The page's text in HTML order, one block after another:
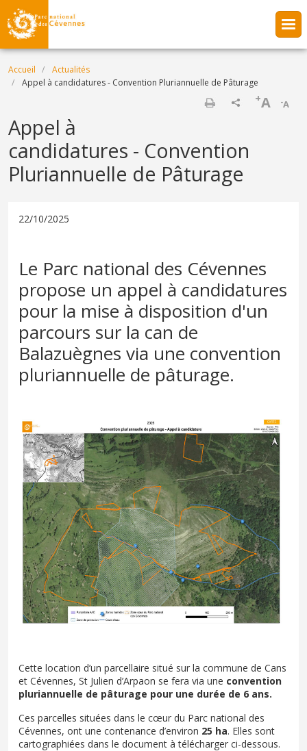
Aller au contenu principal
Fil d'Ariane
Accueil
Actualités
Appel à candidatures - Convention Pluriannuelle de Pâturage
-A
+A
Appel à
candidatures - Convention
Pluriannuelle de Pâturage
22/10/2025
Le Parc national des Cévennes
propose un appel à candidatures
pour la mise à disposition d'un
parcours sur la can de
Balazuègnes via une convention
pluriannuelle de pâturage.
Cette location d’un parcellaire situé sur la commune de Cans
et Cévennes, St Julien d’Arpaon se fera via une convention
pluriannuelle de pâturage pour une durée de 6 ans.
Ces parcelles situées dans le cœur du Parc national des
Cévennes, ont une contenance d’environ 25 ha. Elles sont
cartographiées dans le document à télécharger ci-dessous.